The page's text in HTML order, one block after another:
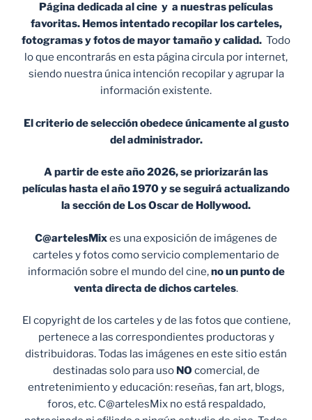
Página dedicada al cine y a nuestras películas
favoritas. Hemos intentado recopilar los carteles,
fotogramas y fotos de mayor tamaño y calidad. Todo
lo que encontrarás en esta página circula por internet,
siendo nuestra única intención recopilar y agrupar la
información existente.
El criterio de selección obedece únicamente al gusto
del administrador.
A partir de este año 2026, se priorizarán las
películas hasta el año 1970 y se seguirá actualizando
la sección de Los Oscar de Hollywood.
C@artelesMixes una exposición de imágenes de
carteles y fotos como servicio complementario de
información sobre el mundo del cine,no un punto de
venta directa de dichos carteles.
El copyright de los carteles y de las fotos que contiene,
pertenece a las correspondientes productoras y
distribuidoras. Todas las imágenes en este sitio están
destinadas solo para uso NO comercial, de
entretenimiento y educación: reseñas, fan art, blogs,
foros, etc. C@artelesMix no está respaldado,